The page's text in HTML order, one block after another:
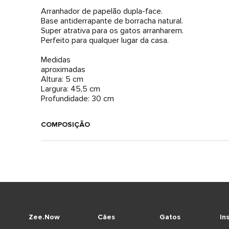
Arranhador de papelão dupla-face.
Base antiderrapante de borracha natural.
Super atrativa para os gatos arranharem.
Perfeito para qualquer lugar da casa.
Medidas
aproximadas
Altura: 5 cm
Largura: 45,5 cm
Profundidade: 30 cm
COMPOSIÇÃO
Cães
Gatos
Zee.Now